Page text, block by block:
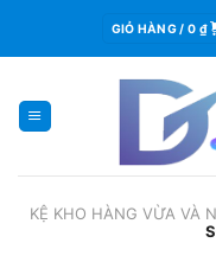
content
GIỎ HÀNG / 0 ₫
KỆ KHO HÀNG VỪA VÀ